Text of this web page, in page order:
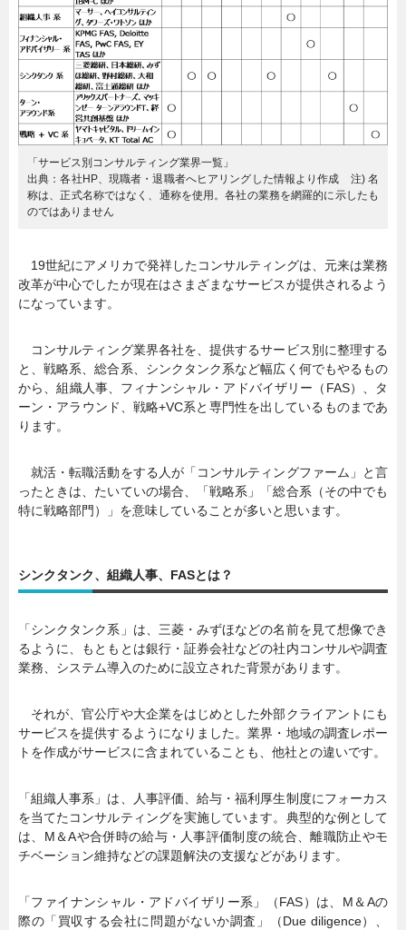
「サービス別コンサルティング業界一覧」
出典：各社HP、現職者・退職者へヒアリングした情報より作成 注) 名
称は、正式名称ではなく、通称を使用。各社の業務を網羅的に示したも
のではありません
19世紀にアメリカで発祥したコンサルティングは、元来は業務
改革が中心でしたが現在はさまざまなサービスが提供されるよう
になっています。
コンサルティング業界各社を、提供するサービス別に整理する
と、戦略系、総合系、シンクタンク系など幅広く何でもやるもの
から、組織人事、フィナンシャル・アドバイザリー（FAS）、タ
ーン・アラウンド、戦略+VC系と専門性を出しているものまであ
ります。
就活・転職活動をする人が「コンサルティングファーム」と言
ったときは、たいていの場合、「戦略系」「総合系（その中でも
特に戦略部門）」を意味していることが多いと思います。
シンクタンク、組織人事、FASとは？
「シンクタンク系」は、三菱・みずほなどの名前を見て想像でき
るように、もともとは銀行・証券会社などの社内コンサルや調査
業務、システム導入のために設立された背景があります。
それが、官公庁や大企業をはじめとした外部クライアントにも
サービスを提供するようになりました。業界・地域の調査レポー
トを作成がサービスに含まれていることも、他社との違いです。
「組織人事系」は、人事評価、給与・福利厚生制度にフォーカス
を当てたコンサルティングを実施しています。典型的な例として
は、M＆Aや合併時の給与・人事評価制度の統合、離職防止やモ
チベーション維持などの課題解決の支援などがあります。
「ファイナンシャル・アドバイザリー系」（FAS）は、M＆Aの
際の「買収する会社に問題がないか調査」（Due diligence）、